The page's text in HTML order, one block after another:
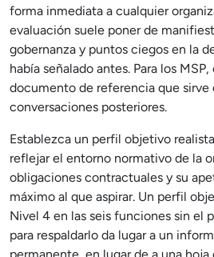
forma inmediata a cualquier
evaluación suele poner de
gobernanza y puntos ciegos en la
había señalado antes. Para los
documento de referencia que sirve
conversaciones posteriores.
Establezca un perfil objetivo
reflejar el entorno normativo de la
obligaciones contractuales y su
máximo al que aspirar. Un perfil
Nivel 4 en las seis funciones sin el
para respaldarlo da lugar a un